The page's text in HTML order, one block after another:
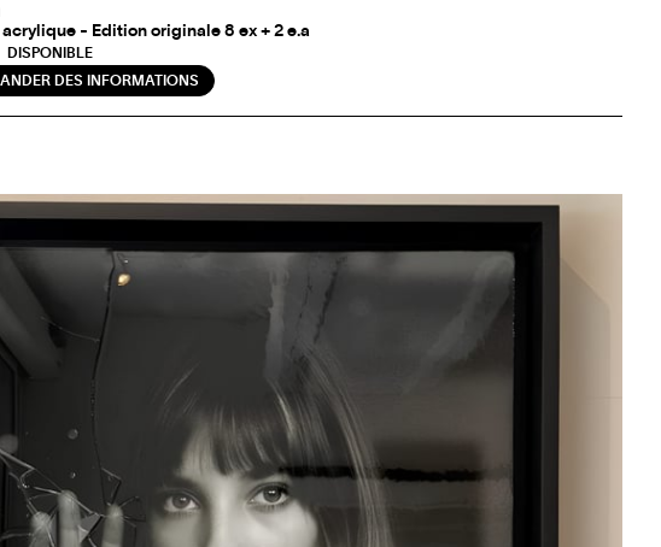
- Edition originale 8 ex + 2 e.a
DISPONIBLE
DES INFORMATIONS